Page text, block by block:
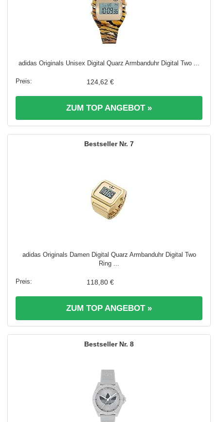
adidas Originals Unisex Digital Quarz Armbanduhr Digital Two ...
124,62 €
ZUM TOP ANGEBOT »
7
adidas Originals Damen Digital Quarz Armbanduhr Digital Two
Ring ...
118,80 €
ZUM TOP ANGEBOT »
8